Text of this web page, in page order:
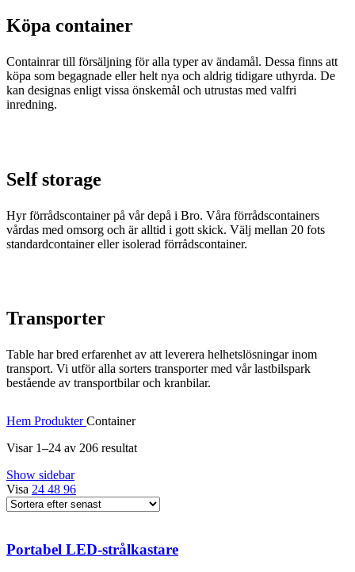
Köpa container
Containrar till försäljning för alla typer av ändamål. Dessa finns att
köpa som begagnade eller helt nya och aldrig tidigare uthyrda. De
kan designas enligt vissa önskemål och utrustas med valfri
inredning.
Self storage
Hyr förrådscontainer på vår depå i Bro. Våra förrådscontainers
vårdas med omsorg och är alltid i gott skick. Välj mellan 20 fots
standardcontainer eller isolerad förrådscontainer.
Transporter
Table har bred erfarenhet av att leverera helhetslösningar inom
transport. Vi utför alla sorters transporter med vår lastbilspark
bestående av transportbilar och kranbilar.
Hem ProdukterContainer
Visar 1–24 av 206 resultatSortera
Show sidebar
Visa 24 48 96
Portabel LED-strålkastare